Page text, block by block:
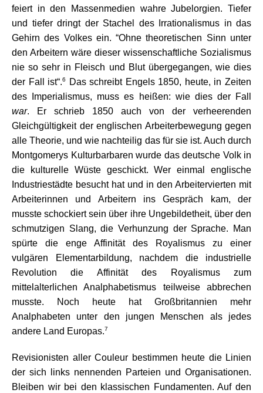
feiert in den Massenmedien wahre Jubelorgien. Tiefer
und tiefer dringt der Stachel des Irrationalismus in das
Gehirn des Volkes ein. “Ohne theoretischen Sinn unter
den Arbeitern wäre dieser wissenschaftliche Sozialismus
nie so sehr in Fleisch und Blut übergegangen, wie dies
der Fall ist“.6
Das schreibt Engels 1850, heute, in Zeiten
des Imperialismus, muss es heißen: wie dies der Fall
war. Er schrieb 1850 auch von der verheerenden
Gleichgültigkeit der englischen Arbeiterbewegung gegen
alle Theorie, und wie nachteilig das für sie ist. Auch durch
Montgomerys Kulturbarbaren wurde das deutsche Volk in
die kulturelle Wüste geschickt. Wer einmal englische
Industriestädte besucht hat und in den Arbeitervierten mit
Arbeiterinnen und Arbeitern ins Gespräch kam, der
musste schockiert sein über ihre Ungebildetheit, über den
schmutzigen Slang, die Verhunzung der Sprache. Man
spürte die enge Affinität des Royalismus zu einer
vulgären Elementarbildung, nachdem die industrielle
Revolution die Affinität des Royalismus zum
mittelalterlichen Analphabetismus teilweise abbrechen
musste. Noch heute hat Großbritannien mehr
Analphabeten unter den jungen Menschen als jedes
andere Land Europas.7
Revisionisten aller Couleur bestimmen heute die Linien
der sich links nennenden Parteien und Organisationen.
Bleiben wir bei den klassischen Fundamenten. Auf den